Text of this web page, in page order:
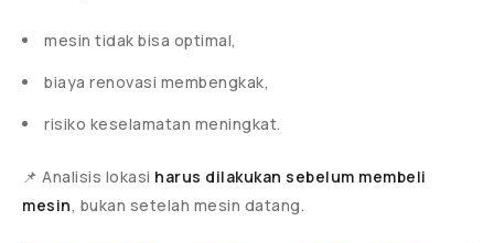
mesin tidak bisa optimal,
biaya renovasi membengkak,
risiko keselamatan meningkat.
📌 Analisis lokasi harus dilakukan sebelum membeli
mesin, bukan setelah mesin datang.